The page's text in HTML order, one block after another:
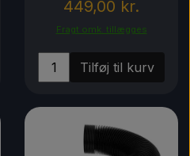
m3/h
449,00 kr.
Fragt omk. tillægges
Tilføj til kurv